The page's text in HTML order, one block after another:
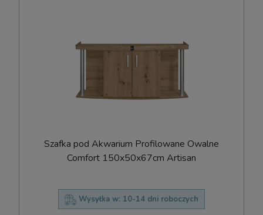
Szafka pod Akwarium Profilowane Owalne
Comfort 150x50x67cm Artisan
Wysyłka w: 10-14 dni roboczych